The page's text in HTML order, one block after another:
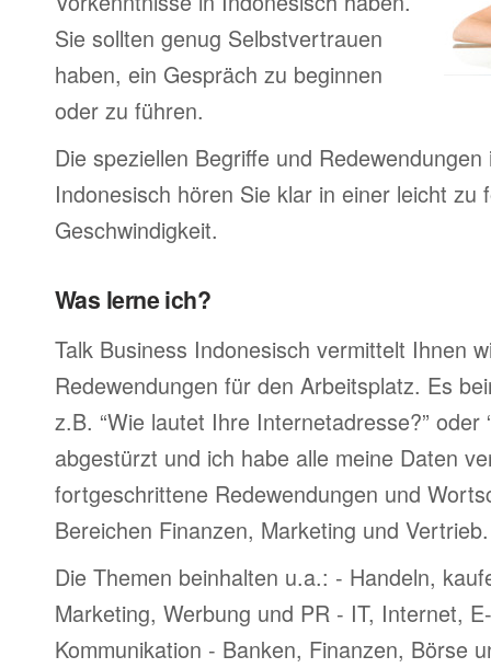
Sie sollten genug Selbstvertrauen
haben, ein Gespräch zu beginnen
oder zu führen.
Die speziellen Begriffe und Redewendungen
Indonesisch hören Sie klar in einer leicht zu
Geschwindigkeit.
Was lerne ich?
Talk Business Indonesisch vermittelt Ihnen
Redewendungen für den Arbeitsplatz. Es
z.B. “Wie lautet Ihre Internetadresse?” oder
abgestürzt und ich habe alle meine Daten
fortgeschrittene Redewendungen und
Bereichen Finanzen, Marketing und Vertrieb.
Die Themen beinhalten u.a.: - Handeln,
Marketing, Werbung und PR - IT, Internet,
Kommunikation - Banken, Finanzen, Börse